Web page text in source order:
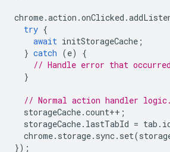
chrome.action .onClicked .
try {
await initStorageCache ;
} catch (e)
{
// Handle error that
}
// Normal action handler logic.
storageCache.count++ ;
storageCache. lastTabId = tab .
chrome. storage. sync. set(
});